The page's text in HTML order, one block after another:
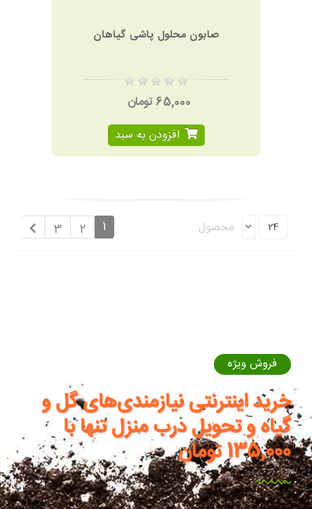
صابون محلول پاشی گیاهان
65,000 تومان
افزودن به سبد
24 محصول 1
2
3
فروش ویژه
خرید اینترنتی نیازمندی‌های گل و
گیاه و تحویل درب منزل تنها با
135,000 تومان